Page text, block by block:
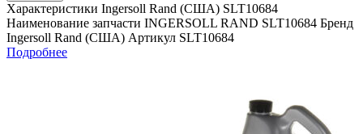
Характеристики Ingersoll Rand (США) SLT10684
Наименование запчасти INGERSOLL RAND SLT10684 Бренд
Ingersoll Rand (США) Артикул SLT10684
Подробнее